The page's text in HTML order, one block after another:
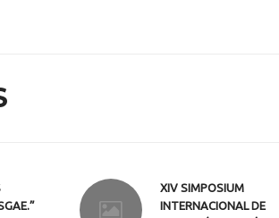
XIV SIMPOSIUM
INTERNACIONAL DE